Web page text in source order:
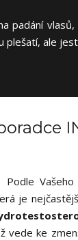
padání
plešatí, ale
je
ke